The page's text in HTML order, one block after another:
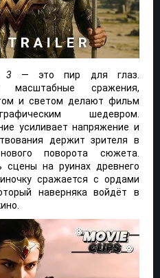
3 — это пир для глаз.
масштабные сражения,
и светом делают фильм
шедевром.
усиливает напряжение и
держит зрителя в
поворота сюжета.
сцены на руинах древнего
сражается с ордами
наверняка войдёт в